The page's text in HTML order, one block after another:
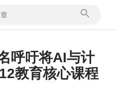
呼吁将AI与计
教育核心课程